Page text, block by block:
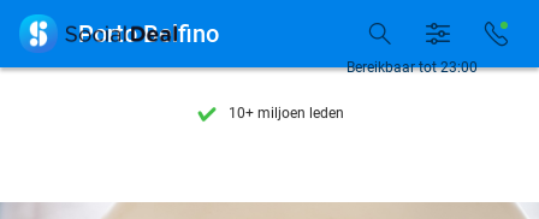
7 dagen per week beschikbaar
10+ miljoen leden
Bereikbaar tot 23:00
 Porto Belfino